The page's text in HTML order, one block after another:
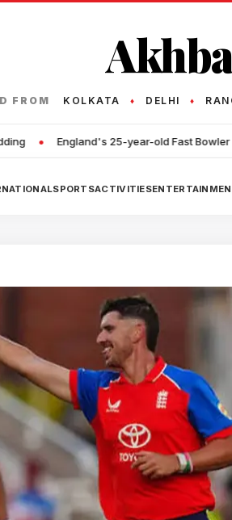
FROM KOLKATA ♦ DELHI ♦
old Fast Bowler John Turner Announces
SPORTSACTIVITIES